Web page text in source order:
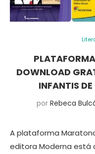
DOWNLOAD
INFANTIS
por Rebeca
A plataforma
editora Moderna está